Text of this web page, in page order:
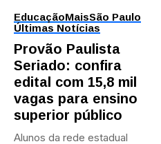
EducaçãoMaisSão Paulo
Últimas Notícias
Provão Paulista
Seriado: confira
edital com 15,8 mil
vagas para ensino
superior público
Alunos da rede estadual